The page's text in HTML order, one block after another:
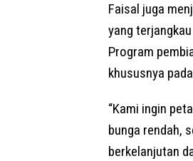
Faisal juga
yang
Program
khususnya
“Kami ingin
bunga rendah,
berkelanjutan